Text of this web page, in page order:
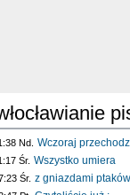
Nd. Wczoraj
Śr. Wszystko umiera
Śr. z gniazdami